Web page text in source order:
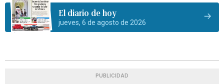
El diario de hoy
jueves, 6 de agosto de 2026
PUBLICIDAD